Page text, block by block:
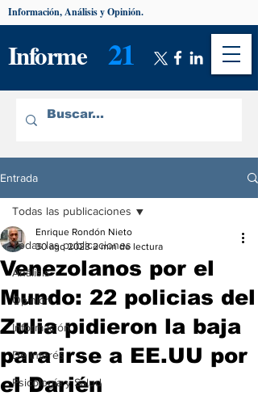
Informe 21
Información, Análisis y Opinión.
Entrada
Todas las publicaciones
Análisis
Opinión
Información
De interés
Psicología y Salud
Todas las publicaciones
Venezolanos por el
Mundo: 22 policias del
Zulia pidieron la baja
para irse a EE.UU por
el Darién
Enrique Rondón Nieto
30 ago 2023 2 min de lectura